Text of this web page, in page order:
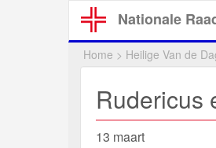
Nationale
Home > Heilige Van de
Rudericus
13 maart